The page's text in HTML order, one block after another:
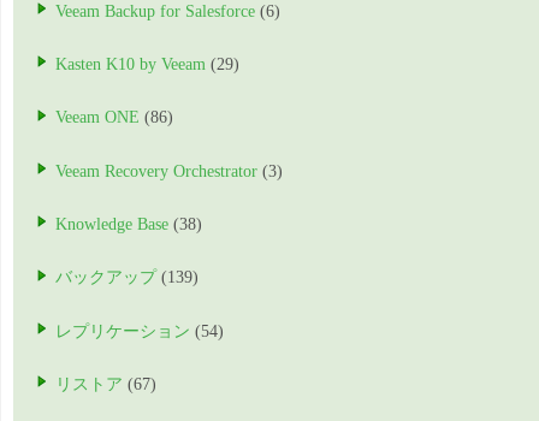
Veeam Backup for Salesforce (6)
Kasten K10 by Veeam (29)
Veeam ONE (86)
Veeam Recovery Orchestrator (3)
Knowledge Base (38)
バックアップ (139)
レプリケーション (54)
リストア (67)